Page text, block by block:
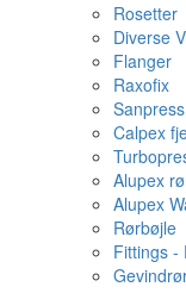
Rosetter
Diverse
Flanger
Raxofix
Sanpress
Calpex
Alupex
Alupex
Rørbøjle
Fittings -